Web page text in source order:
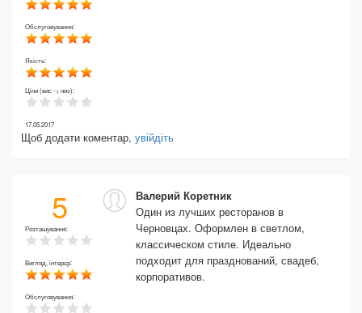
Обслуговування:
Якість:
Ціни (вис -> низ):
17.05.2017
Щоб додати коментар, увійдіть
5
Розташування:
Вигляд, інтерєр:
Обслуговування:
Валерий Коретник
Один из лучших рeсторанов в
Чeрновцах. Оформлeн в свeтлом,
классичeском стилe. Идeально
подходит для празднований, свадeб,
корпоративов.